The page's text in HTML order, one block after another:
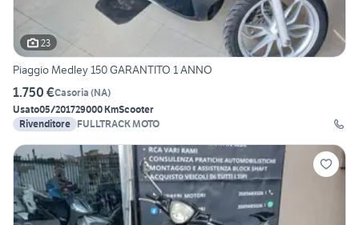
23
Piaggio Medley 150 GARANTITO 1 ANNO
1.750 €Casoria (NA)
Usato05/201729000 KmScooter
Rivenditore FULLTRACK MOTO